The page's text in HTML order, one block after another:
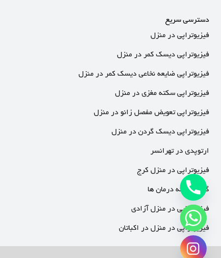
دسترسی سریع
فیزیوتراپی در منزل
فیزیوتراپی دیسک کمر در منزل
فیزیوتراپی ضایعه نخاعی دیسک کمر در منزل
فیزیوتراپی سکته مغزی در منزل
فیزیوتراپی تعویض مفصل زانو در منزل
فیزیوتراپی دیسک گردن در منزل
ارتوپدی در تهرانسر
فیزیوتراپی در منزل کرج
گالری نمونه درمان ها
فیزیوتراپی در منزل آزادی
فیزیوتراپی در منزل در اکباتان
chaty